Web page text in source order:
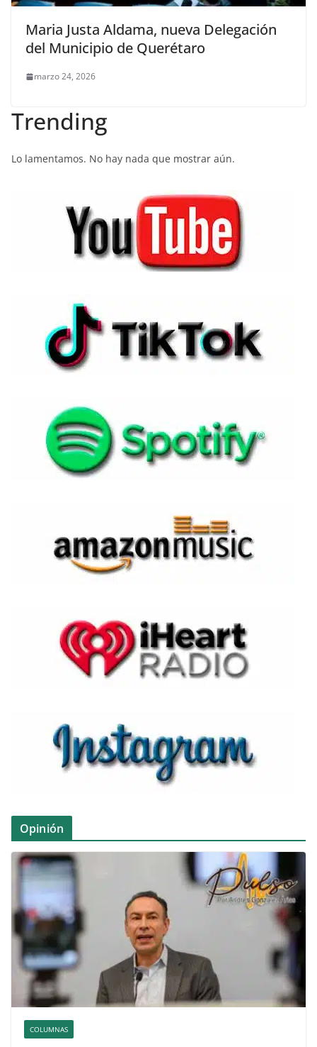
Maria Justa Aldama, nueva Delegación
del Municipio de Querétaro
marzo 24, 2026
Trending
Lo lamentamos. No hay nada que mostrar aún.
Opinión
COLUMNAS